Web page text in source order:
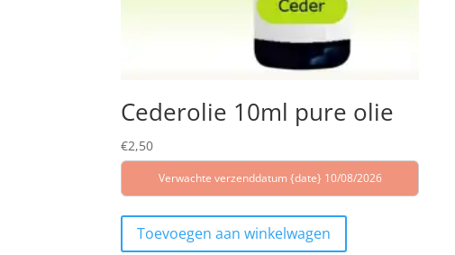
Cederolie 10ml pure olie
€2,50
Verwachte verzenddatum {date} 10/08/2026
Toevoegen aan winkelwagen